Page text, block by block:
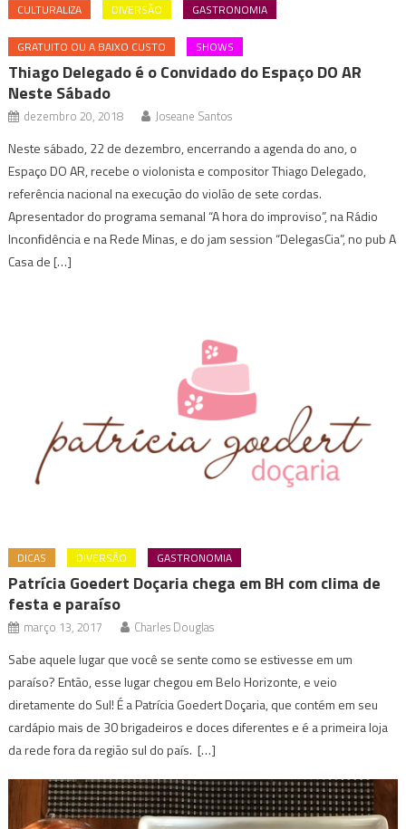
CULTURALIZA DIVERSÃO GASTRONOMIA
GRATUITO OU A BAIXO CUSTO SHOWS
Thiago Delegado é o Convidado do Espaço DO AR
Neste Sábado
dezembro 20, 2018 Joseane Santos
Neste sábado, 22 de dezembro, encerrando a agenda do ano, o
Espaço DO AR, recebe o violonista e compositor Thiago Delegado,
referência nacional na execução do violão de sete cordas.
Apresentador do programa semanal “A hora do improviso”, na Rádio
Inconfidência e na Rede Minas, e do jam session “DelegasCia”, no pub A
Casa de […]
DICAS DIVERSÃO GASTRONOMIA
Patrícia Goedert Doçaria chega em BH com clima de
festa e paraíso
março 13, 2017 Charles Douglas
Sabe aquele lugar que você se sente como se estivesse em um
paraíso? Então, esse lugar chegou em Belo Horizonte, e veio
diretamente do Sul! É a Patrícia Goedert Doçaria, que contém em seu
cardápio mais de 30 brigadeiros e doces diferentes e é a primeira loja
da rede fora da região sul do país. […]